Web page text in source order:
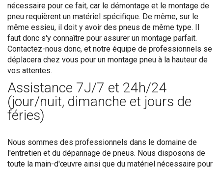
nécessaire pour ce fait, car le démontage et le montage de
pneu requièrent un matériel spécifique. De même, sur le
même essieu, il doit y avoir des pneus de même type. Il
faut donc s'y connaître pour assurer un montage parfait.
Contactez-nous donc, et notre équipe de professionnels se
déplacera chez vous pour un montage pneu à la hauteur de
vos attentes.
Assistance 7J/7 et 24h/24
(jour/nuit, dimanche et jours de
féries)
Nous sommes des professionnels dans le domaine de
l'entretien et du dépannage de pneus. Nous disposons de
toute la main-d'œuvre ainsi que du matériel nécessaire pour